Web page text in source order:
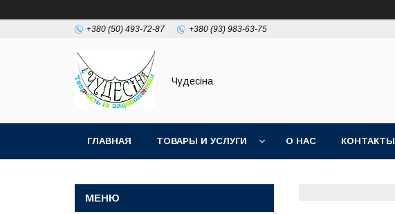
+380 (50) 493-72-87 +380 (93) 983-63-75
Чудесіна
ГЛАВНАЯ ТОВАРЫ И УСЛУГИ О НАС КОНТАКТЫ